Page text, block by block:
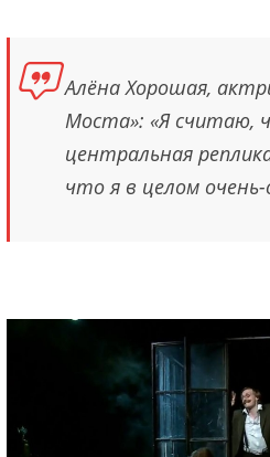
Алёна Хорошая,
Моста»: «Я считаю,
центральная
что я в целом